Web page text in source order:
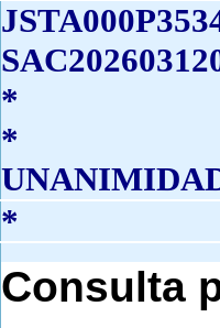
*
*
*
Consulta